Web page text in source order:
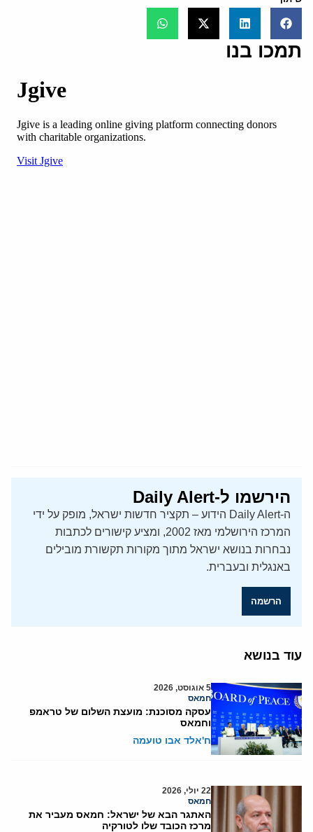
תמכו בנו
הירשמו ל-Daily Alert
ה-Daily Alert הידוע – תקציר חדשות ישראל, מופק על ידי
המרכז הירושלמי מאז 2002, ומציע קישורים לכתבות
נבחרות בנושא ישראל מתוך מקורות תקשורת מובילים
באנגלית ובעברית.
הרשמה
עוד בנושא
5 אוגוסט, 2026
חמאס
עסקה מסוכנת: מועצת השלום של טראמפ
וחמאס
ח'אלד אבו טועמה
22 יולי, 2026
חמאס
האתגר הבא של ישראל: חמאס מעביר את
מרכז הכובד שלו לטורקיה